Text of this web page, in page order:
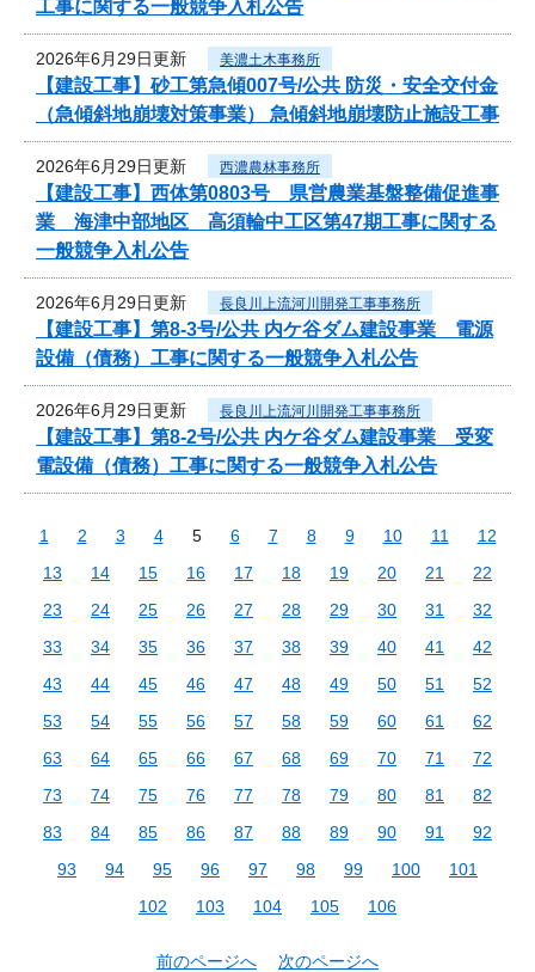
工事に関する一般競争入札公告
2026年6月29日更新 美濃土木事務所
【建設工事】砂工第急傾007号/公共 防災・安全交付金
（急傾斜地崩壊対策事業） 急傾斜地崩壊防止施設工事
2026年6月29日更新 西濃農林事務所
【建設工事】西体第0803号 県営農業基盤整備促進事
業 海津中部地区 高須輪中工区第47期工事に関する
一般競争入札公告
2026年6月29日更新 長良川上流河川開発工事事務所
【建設工事】第8-3号/公共 内ケ谷ダム建設事業 電源
設備（債務）工事に関する一般競争入札公告
2026年6月29日更新 長良川上流河川開発工事事務所
【建設工事】第8-2号/公共 内ケ谷ダム建設事業 受変
電設備（債務）工事に関する一般競争入札公告
1 2 3 4 5 6 7 8 9 10 11
12
13
14 15 16 17 18 19 20 21
22
23
24 25 26 27 28 29 30 31
32
33
34 35 36 37 38 39 40 41
42
43
44 45 46 47 48 49 50 51
52
53
54 55 56 57 58 59 60 61
62
63
64 65 66 67 68 69 70 71
72
73
74 75 76 77 78 79 80 81
82
83
84 85 86 87 88 89 90 91
92
93
94 95 96 97 98 99 100
101
102
103 104 105 106
前のページへ 次のページへ